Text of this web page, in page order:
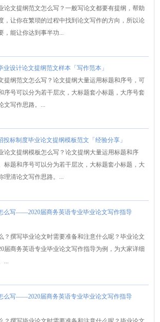
论文提纲范文怎么写？一般写论文都要有提纲，帮助
，让你在繁琐的过程中找到论文写作的方向，所以论
能让你达到事半功...
业设计论文提纲范文样本「写作范本」
提纲范文怎么写？论文提纲大量运用标题和序号，可
序号可以分为若干层次，大标题套小标题，大序号套
写作思路。...
投标制度毕业论文提纲模板范文「经验分享」
论文提纲模板怎么写？论文提纲大量运用标题和序
标题和序号可以分为若干层次，大标题套小标题，大
清论文写作思路。...
么写——2020届商务英语专业毕业论文写作指导
？撰写毕业论文时需要准备和注意什么呢？毕业论文
届商务英语专业毕业论文写作指导为例，为大家详细
么写——2020届商务英语专业毕业论文写作指导